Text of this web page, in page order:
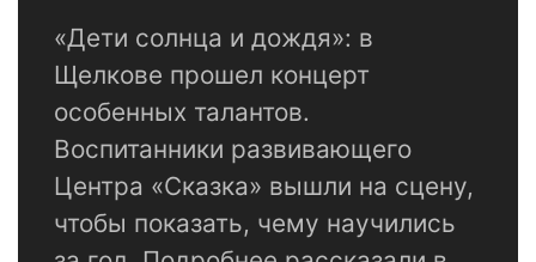
«Дети солнца и дождя»: в
Щелкове прошел концерт
особенных талантов.
Воспитанники развивающего
Центра «Сказка» вышли на сцену,
чтобы показать, чему научились